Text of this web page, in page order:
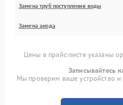
Замена труб поступления воды
Замена анода
Цены в прайс-листе указаны
Записывайтесь
Мы проверим ваше устройство и